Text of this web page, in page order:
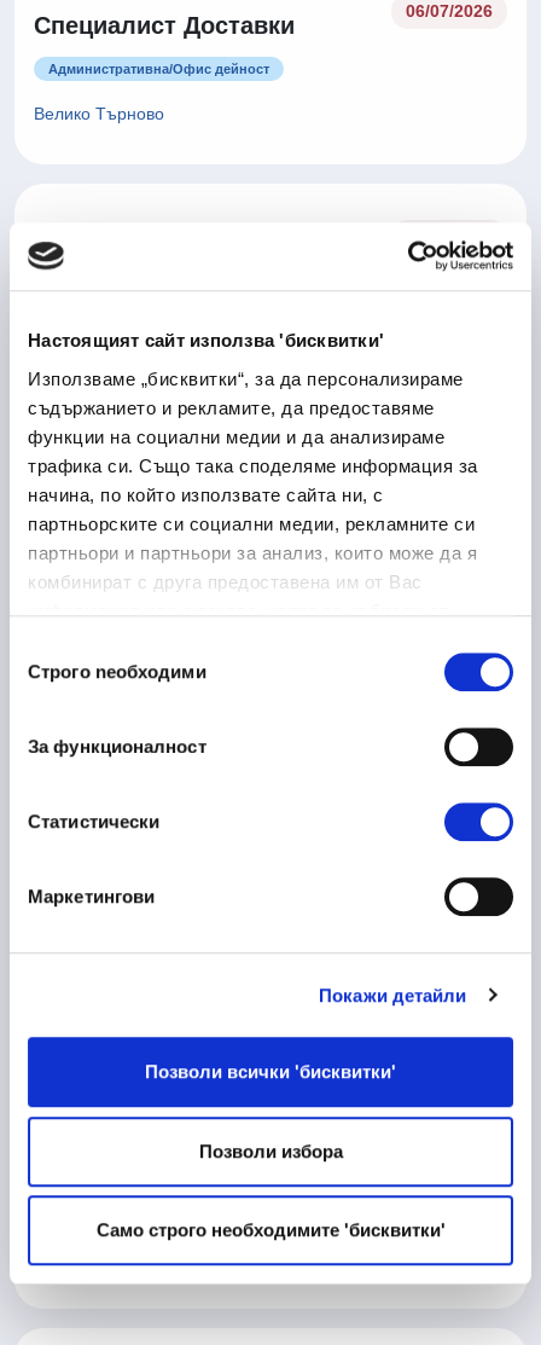
Настоящият сайт използва 'бисквитки'
Използваме „бисквитки“, за да персонализираме
съдържанието и рекламите, да предоставяме
функции на социални медии и да анализираме
трафика си. Също така споделяме информация за
начина, по който използвате сайта ни, с
партньорските си социални медии, рекламните си
партньори и партньори за анализ, които може да я
комбинират с друга предоставена им от Вас
наСтрого nеобходими
За функционалност
Статистически
Маркетингови
Покажи детайли
Позволи всички 'бисквитки'
Позволи избора
Само строго необходимите 'бисквитки'
Специалист Доставки
06/07/2026
Административна/Oфис дейност
Велико Търново
Оператор производство -
Лекарствени продукти
06/07/2026
Laboratory Logistics
Associate
30/06/2026
Медицина и здравеопазване
на мястоСофия
металообработка
Пловдив
Процесен Инженер